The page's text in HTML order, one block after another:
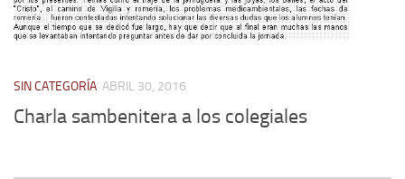
SIN CATEGORÍA ABRIL 30, 2016
Charla sambenitera a los colegiales